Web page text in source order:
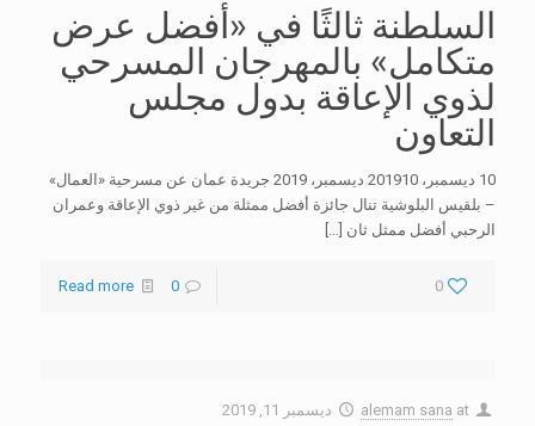
السلطنة ثالثًا في «أفضل عرض
متكامل» بالمهرجان المسرحي
لذوي الإعاقة بدول مجلس
التعاون
10 ديسمبر، 201910 ديسمبر، 2019 جريدة عمان عن مسرحية «العمال»
– بلقيس البلوشية تنال جائزة أفضل ممثلة من غير ذوي الإعاقة وعمران
الرحبي أفضل ممثل ثان […]
0
0
Read more
alemam sana at ديسمبر 11, 2019